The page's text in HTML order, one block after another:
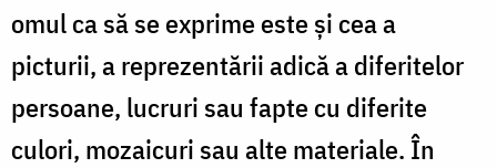
omul ca să se exprime este și cea a
picturii, a reprezentării adică a diferitelor
persoane, lucruri sau fapte cu diferite
culori, mozaicuri sau alte materiale. În